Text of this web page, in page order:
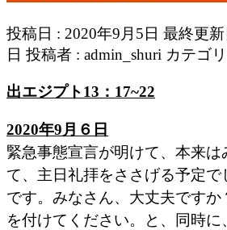
投稿日 : 2020年9月5日 最終更
日 投稿者 : admin_shuri カテゴ
出エジプト13：17~22
2020年9月６日
緊急事態宣言が明けて、本来は
て、主日礼拝をささげる予定で
です。みなさん、大丈夫ですか
を付けてください。と、同時